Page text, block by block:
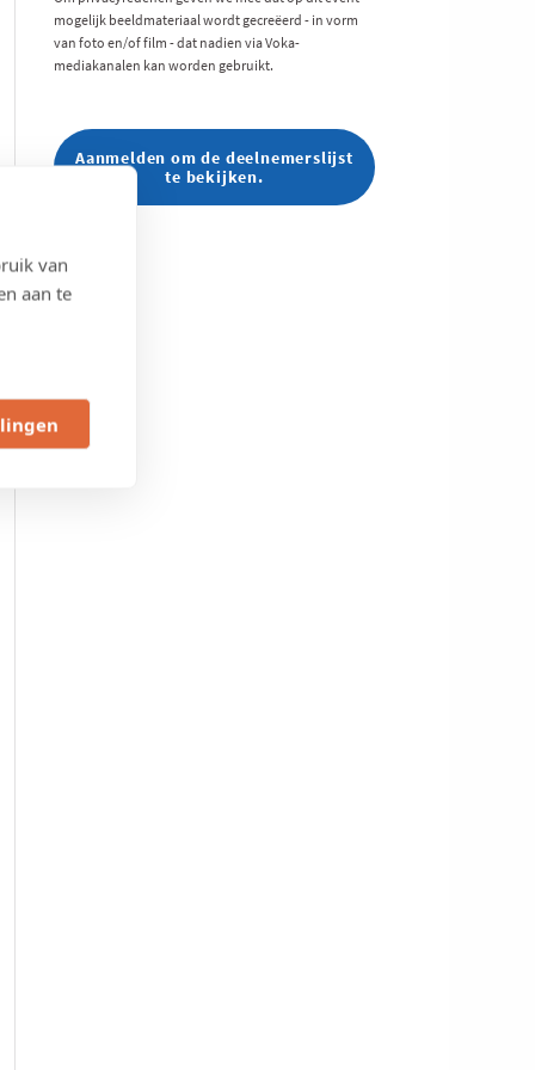
van
aan te
mogelijk beeldmateriaal wordt gecreëerd - in vorm
van foto en/of film - dat nadien via Voka-
mediakanalen kan worden gebruikt.
Aanmelden om de deelnemerslijst
te bekijken.